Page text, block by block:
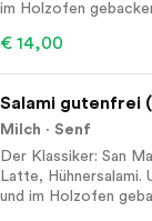
im Holzofen
€ 14,00
Salami gutenfrei
Milch
Senf
Der Klassiker: San
Latte,
und im Holzofen